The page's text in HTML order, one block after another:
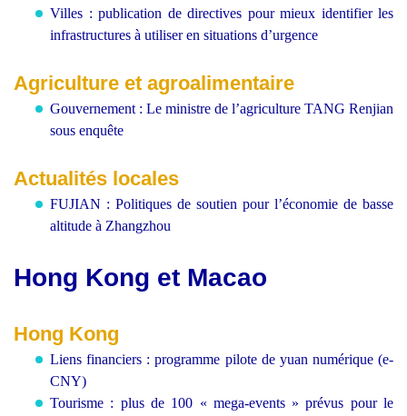
Villes : publication de directives pour mieux identifier les
infrastructures à utiliser en situations d’urgence
Agriculture et agroalimentaire
Gouvernement : Le ministre de l’agriculture TANG Renjian
sous enquête
Actualités locales
FUJIAN : Politiques de soutien pour l’économie de basse
altitude à Zhangzhou
Hong Kong et Macao
Hong Kong
Liens financiers : programme pilote de yuan numérique (e-
CNY)
Tourisme : plus de 100 « mega-events » prévus pour le